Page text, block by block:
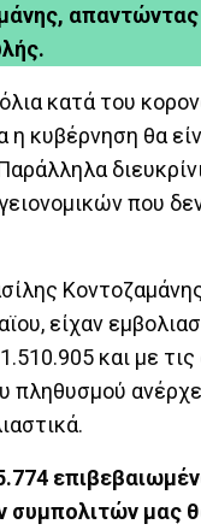
κατά του
η κυβέρνηση θα
που
είχαν
και με τις
συμπολιτών μας